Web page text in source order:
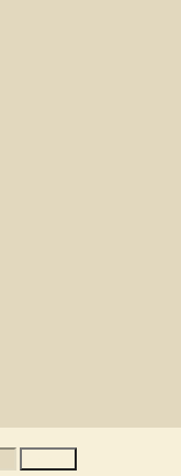
первого
Гомельского
епископа